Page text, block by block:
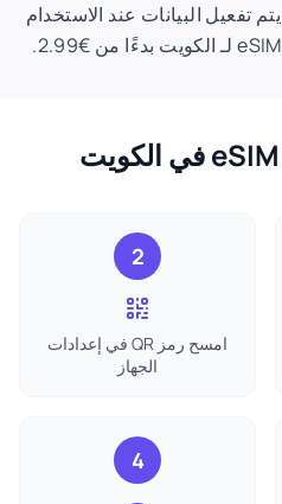
بصلاحية 30 يومًا. يتم تفعيل البيانات عند الاستخدام
2
امسح رمز QR في إعدادات
الجهاز
4